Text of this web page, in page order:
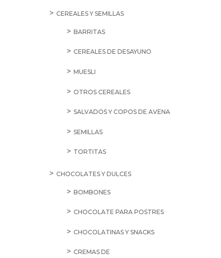
CEREALES Y SEMILLAS
BARRITAS
CEREALES DE DESAYUNO
MUESLI
OTROS CEREALES
SALVADOS Y COPOS DE AVENA
SEMILLAS
TORTITAS
CHOCOLATES Y DULCES
BOMBONES
CHOCOLATE PARA POSTRES
CHOCOLATINAS Y SNACKS
CREMAS DE